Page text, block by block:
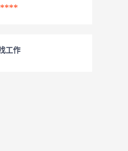
****
工作